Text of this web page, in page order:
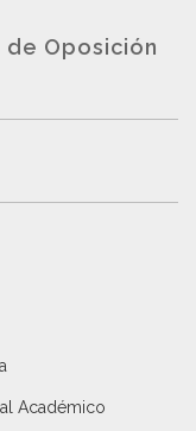
Oposición
Académico